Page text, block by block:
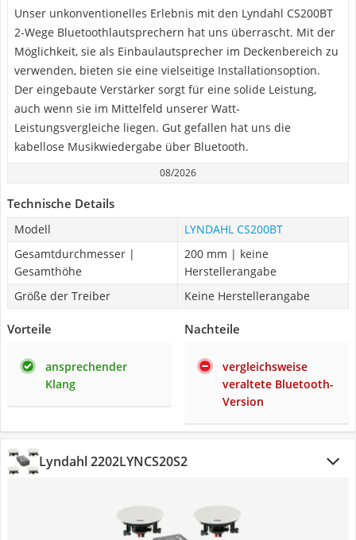
Unser unkonventionelles Erlebnis mit den Lyndahl CS200BT
2-Wege Bluetoothlautsprechern hat uns überrascht. Mit der
Möglichkeit, sie als Einbaulautsprecher im Deckenbereich zu
verwenden, bieten sie eine vielseitige Installationsoption.
Der eingebaute Verstärker sorgt für eine solide Leistung,
auch wenn sie im Mittelfeld unserer Watt-
Leistungsvergleiche liegen. Gut gefallen hat uns die
kabellose Musikwiedergabe über Bluetooth.
08/2026
Technische Details
Modell
LYNDAHL CS200BT
Gesamtdurchmesser |
Gesamthöhe
200 mm | keine
Herstellerangabe
Größe der Treiber
Keine Herstellerangabe
Vorteile
ansprechender
Klang
Nachteile
vergleichsweise
veraltete Bluetooth-
Version
Lyndahl 2202LYNCS20S2